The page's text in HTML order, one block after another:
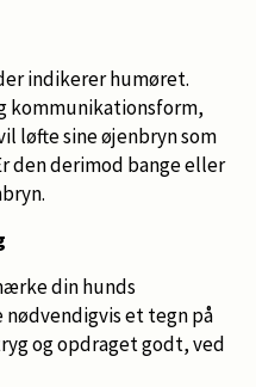
indikerer humøret.
kommunikationsform,
løfte sine øjenbryn som
den derimod bange eller
din hunds
et tegn på
og opdraget godt, ved